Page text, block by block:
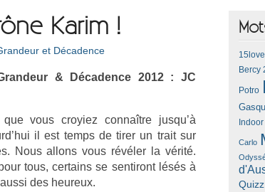
Karim !
et Décadence
& Décad­ence 2012 : JC
vous croyiez connaître jusqu’à
il est temps de tirer un trait sur
Nous al­lons vous révéler la vérité.
tous, cer­tains se sen­tiront lésés à
des heureux.
Bercy
Potro
Indoor
Carlo
Quizz